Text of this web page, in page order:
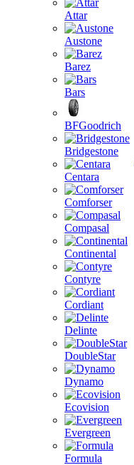
Attar
Austone
Barez
Bars
BFGoodrich
Bridgestone
Centara
Comforser
Compasal
Continental
Contyre
Cordiant
Delinte
DoubleStar
Dynamo
Ecovision
Evergreen
Formula